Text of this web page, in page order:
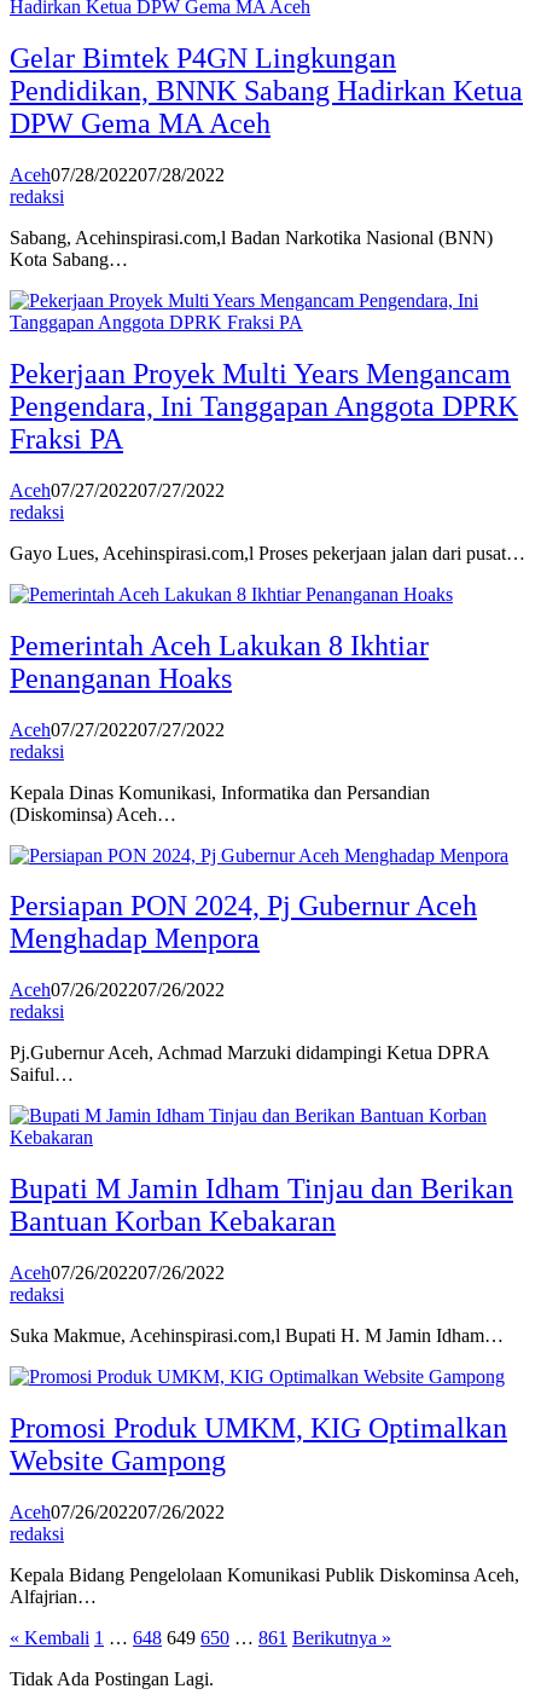
Gelar Bimtek P4GN Lingkungan
Pendidikan, BNNK Sabang Hadirkan Ketua
DPW Gema MA Aceh
Aceh07/28/202207/28/2022
redaksi
Sabang, Acehinspirasi.com,l Badan Narkotika Nasional (BNN)
Kota Sabang…
Pekerjaan Proyek Multi Years Mengancam
Pengendara, Ini Tanggapan Anggota DPRK
Fraksi PA
Aceh07/27/202207/27/2022
redaksi
Gayo Lues, Acehinspirasi.com,l Proses pekerjaan jalan dari pusat…
Pemerintah Aceh Lakukan 8 Ikhtiar
Penanganan Hoaks
Aceh07/27/202207/27/2022
redaksi
Kepala Dinas Komunikasi, Informatika dan Persandian
(Diskominsa) Aceh…
Persiapan PON 2024, Pj Gubernur Aceh
Menghadap Menpora
Aceh07/26/202207/26/2022
redaksi
Pj.Gubernur Aceh, Achmad Marzuki didampingi Ketua DPRA
Saiful…
Bupati M Jamin Idham Tinjau dan Berikan
Bantuan Korban Kebakaran
Aceh07/26/202207/26/2022
redaksi
Suka Makmue, Acehinspirasi.com,l Bupati H. M Jamin Idham…
Promosi Produk UMKM, KIG Optimalkan
Website Gampong
Aceh07/26/202207/26/2022
redaksi
Kepala Bidang Pengelolaan Komunikasi Publik Diskominsa Aceh,
Alfajrian…
Paginasi
pos
« Kembali 1 … 648 649 650 … 861 Berikutnya »
Tidak Ada Postingan Lagi.